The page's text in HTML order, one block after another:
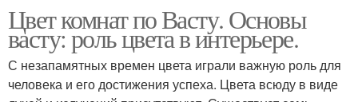
Цвет комнат по Васту. Основы
васту: роль цвета в интерьере.
С незапамятных времен цвета играли важную роль для
человека и его достижения успеха. Цвета всюду в виде